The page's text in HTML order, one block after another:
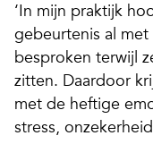
‘In mijn praktijk
gebeurtenis al
besproken terwijl
zitten. Daardoor
met de heftige
stress,